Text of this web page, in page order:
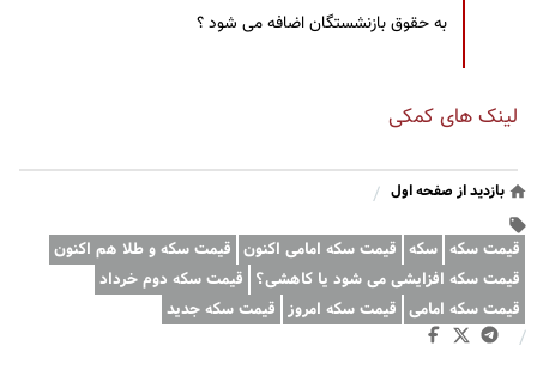
به حقوق بازنشستگان اضافه می شود ؟
لینک های کمکی
بازدید از صفحه اول /
قیمت سکه سکه قیمت سکه امامی اکنون قیمت سکه و طلا هم اکنون
قیمت سکه افزایشی می شود یا کاهشی؟
قیمت سکه دوم خرداد
قیمت سکه امامی قیمت سکه امروز قیمت سکه جدید
/